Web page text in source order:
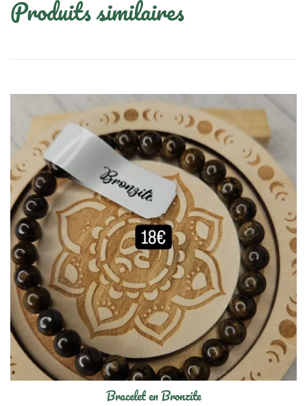
Produits similaires
Bracelet en Bronzite